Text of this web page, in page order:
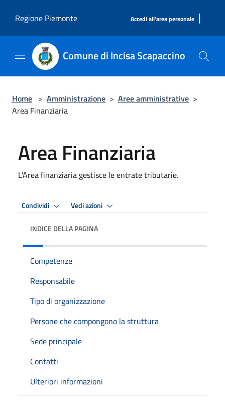
Regione Piemonte
Accedi all'area personale |
Comune di Incisa Scapaccino
Home > Amministrazione > Aree amministrative >
Area Finanziaria
Area Finanziaria
L'Area finanziaria gestisce le entrate tributarie.
Condividi Vedi azioni
INDICE DELLA PAGINA
Competenze
Responsabile
Tipo di organizzazione
Persone che compongono la struttura
Sede principale
Contatti
Ulteriori informazioni